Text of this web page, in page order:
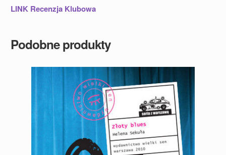
LINK Recenzja Klubowa
Podobne produkty